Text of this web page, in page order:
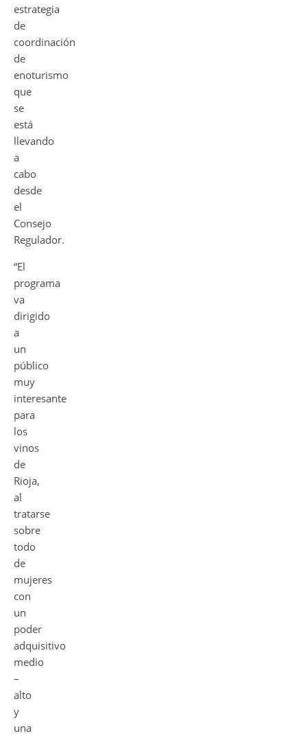
estrategia
de
coordinación
de
enoturismo
que
se
está
llevando
a
cabo
desde
el
Consejo
Regulador.
“El
programa
va
dirigido
a
un
público
muy
interesante
para
los
vinos
de
Rioja,
al
tratarse
sobre
todo
de
mujeres
con
un
poder
adquisitivo
medio
–
alto
y
una